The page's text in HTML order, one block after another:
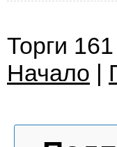
Торги
Начало |